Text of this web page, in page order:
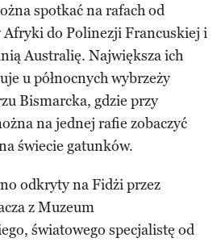
spotkać na rafach od
Afryki do Polinezji Francuskiej i
Australię. Największa ich
u północnych wybrzeży
Bismarcka, gdzie przy
na jednej rafie zobaczyć
świecie gatunków.
odkryty na Fidżi przez
z Muzeum
światowego specjalistę od